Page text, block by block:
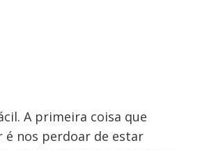
A primeira coisa que
é nos perdoar de estar